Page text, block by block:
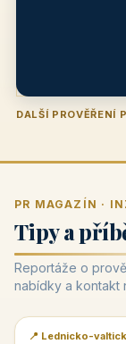
DALŠÍ PROVĚŘENÍ
Penzion U Zámku
PR MAGAZÍN ·
Tipy a
Reportáže o
nabídky a kontakt
📰 PR článek
📍 Lednicko-